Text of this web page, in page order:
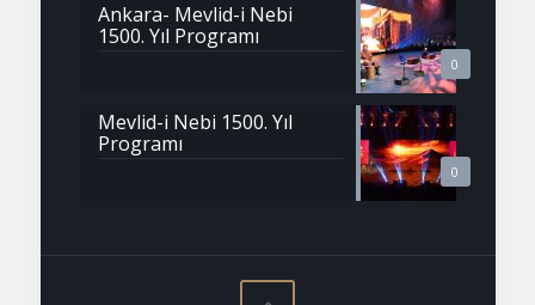
0
Ankara- Mevlid-i Nebi
1500. Yıl Programı
0
Mevlid-i Nebi 1500. Yıl
Programı